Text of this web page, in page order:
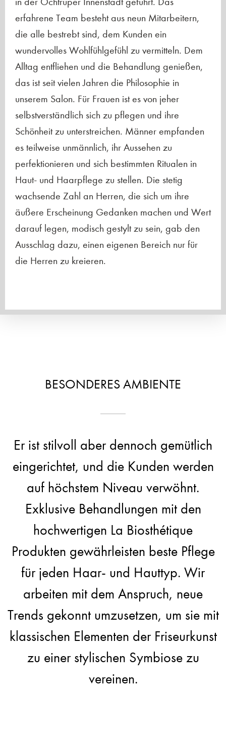
erfahrene Team besteht aus neun Mitarbeitern,
die alle bestrebt sind, dem Kunden ein
wundervolles Wohlfühlgefühl zu vermitteln. Dem
Alltag entfliehen und die Behandlung genießen,
das ist seit vielen Jahren die Philosophie in
unserem Salon. Für Frauen ist es von jeher
selbstverständlich sich zu pflegen und ihre
Schönheit zu unterstreichen. Männer empfanden
es teilweise unmännlich, ihr Aussehen zu
perfektionieren und sich bestimmten Ritualen in
Haut- und Haarpflege zu stellen. Die stetig
wachsende Zahl an Herren, die sich um ihre
äußere Erscheinung Gedanken machen und Wert
darauf legen, modisch gestylt zu sein, gab den
Ausschlag dazu, einen eigenen Bereich nur für
die Herren zu kreieren.
BESONDERES AMBIENTE
Er ist stilvoll aber dennoch gemütlich
eingerichtet, und die Kunden werden
auf höchstem Niveau verwöhnt.
Exklusive Behandlungen mit den
hochwertigen La Biosthétique
Produkten gewährleisten beste Pflege
für jeden Haar- und Hauttyp. Wir
arbeiten mit dem Anspruch, neue
Trends gekonnt umzusetzen, um sie mit
klassischen Elementen der Friseurkunst
zu einer stylischen Symbiose zu
vereinen.